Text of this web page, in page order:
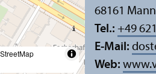
68161
Tel.: +49
E-Mail:
Web: